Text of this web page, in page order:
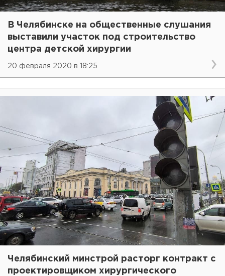
В Челябинске на общественные слушания
выставили участок под строительство
центра детской хирургии
20 февраля 2020 в 18:25
Челябинский минстрой расторг контракт с
проектировщиком хирургического